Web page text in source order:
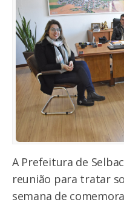
A Prefeitura de
reunião para tratar
semana de